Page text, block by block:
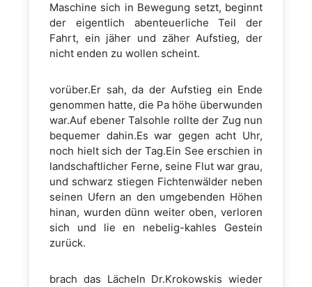
Maschine sich in Bewegung setzt, beginnt
der eigentlich abenteuerliche Teil der
Fahrt, ein jäher und zäher Aufstieg, der
nicht enden zu wollen scheint.
vorüber.Er sah, da der Aufstieg ein Ende
genommen hatte, die Pa höhe überwunden
war.Auf ebener Talsohle rollte der Zug nun
bequemer dahin.Es war gegen acht Uhr,
noch hielt sich der Tag.Ein See erschien in
landschaftlicher Ferne, seine Flut war grau,
und schwarz stiegen Fichtenwälder neben
seinen Ufern an den umgebenden Höhen
hinan, wurden dünn weiter oben, verloren
sich und lie en nebelig-kahles Gestein
zurück.
brach das Lächeln Dr.Krokowskis wieder